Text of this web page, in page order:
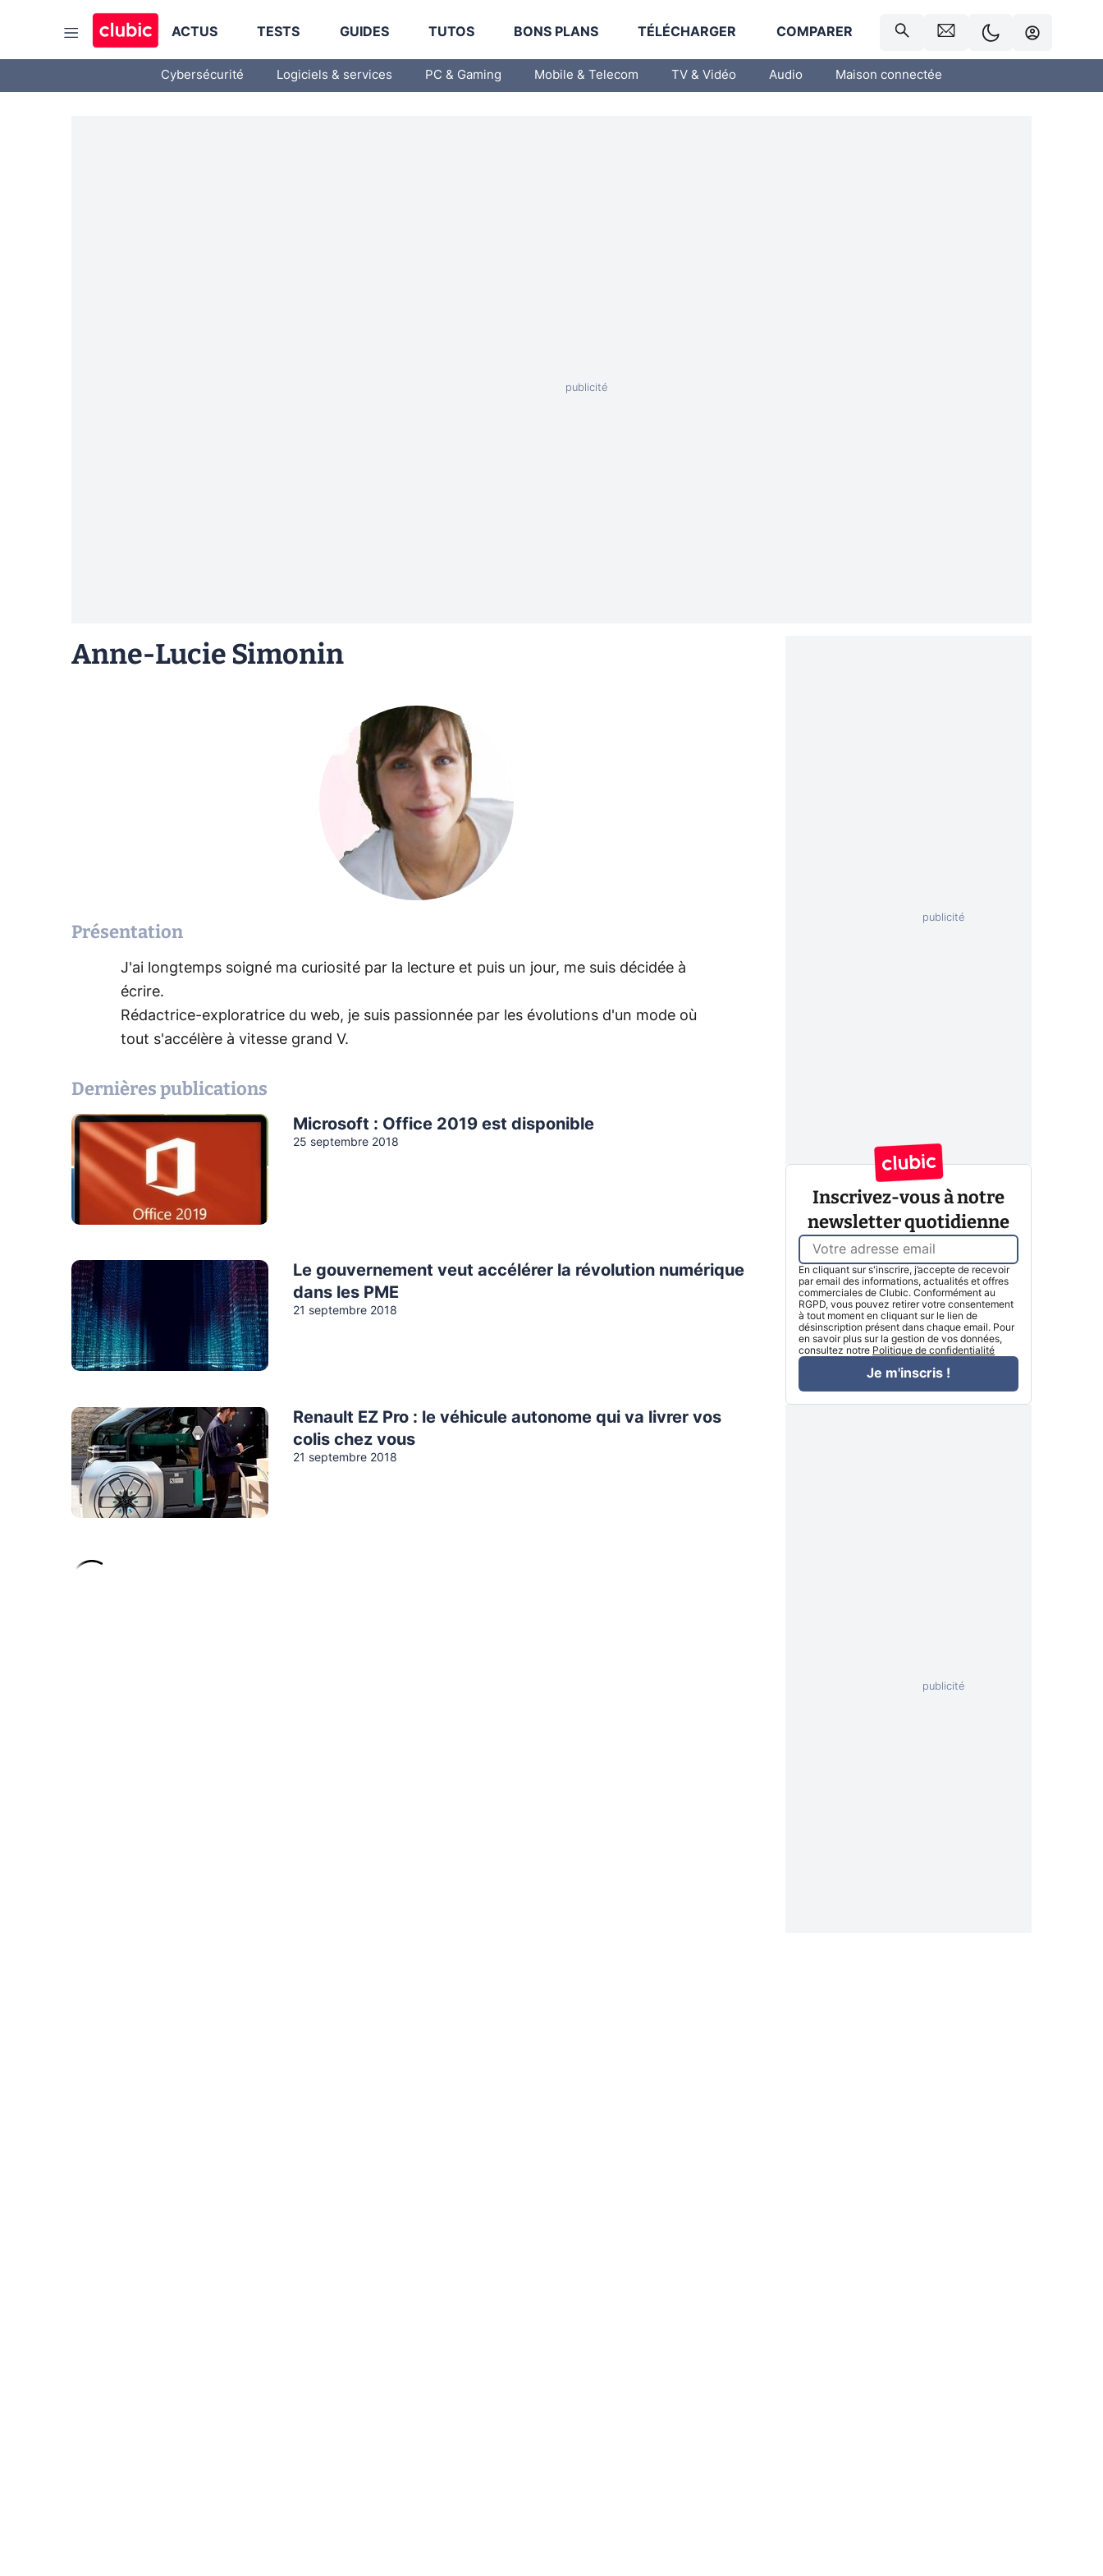
ACTUS TESTS GUIDES TUTOS BONS PLANS TÉLÉCHARGER COMPARER
Cybersécurité Logiciels & services PC & Gaming Mobile & Telecom TV & Vidéo Audio Maison connectée
Anne-Lucie Simonin
Présentation
J'ai longtemps soigné ma curiosité par la lecture et puis un jour, me suis décidée à
écrire.
Rédactrice-exploratrice du web, je suis passionnée par les évolutions d'un mode où
tout s'accélère à vitesse grand V.
Dernières publications
Microsoft : Office 2019 est disponible
25 septembre 2018
Le gouvernement veut accélérer la révolution numérique
dans les PME
21 septembre 2018
Renault EZ Pro : le véhicule autonome qui va livrer vos
colis chez vous
21 septembre 2018
Inscrivez-vous à notre
newsletter quotidienne
En cliquant sur s'inscrire, j’accepte de recevoir
par email des informations, actualités et offres
commerciales de Clubic. Conformément au
RGPD, vous pouvez retirer votre consentement
à tout moment en cliquant sur le lien de
désinscription présent dans chaque email. Pour
en savoir plus sur la gestion de vos données,
consultez notre Politique de confidentialité
Je m'inscris !